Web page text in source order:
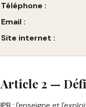
Téléphone :
Email :
Site internet :
Article 2 —